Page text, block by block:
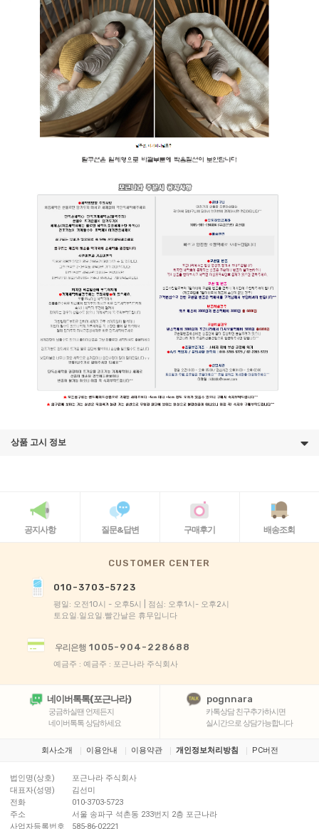
상품 고시 정보
공지사항 질문&답변 구매후기 배송조회
CUSTOMER CENTER
010-3703-5723
평일: 오전10시 - 오후5시 | 점심: 오후1시- 오후2시
토요일.일요일.빨간날은 휴무입니다
우리은행1005-904-228688
예금주 : 예금주 : 포근나라 주식회사
네이버톡톡(포근나라)
궁금하실땐 언제든지
네이버톡톡 상담하세요
pognnara
카톡상담 친구추가하시면
실시간으로 상담가능합니다
회사소개 이용안내 이용약관 개인정보처리방침 PC버전
법인명(상호)
포근나라 주식회사
대표자(성명)
김선미
전화
010-3703-5723
주소
서울 송파구 석촌동 233번지 2층 포근나라
사업자등록번호
585-86-02221